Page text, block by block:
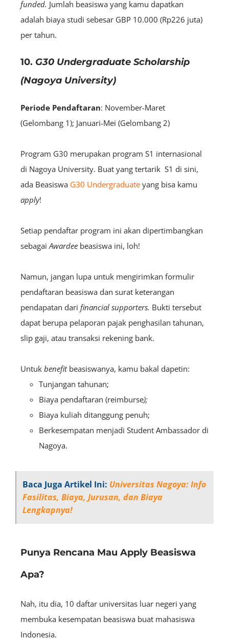
funded. Jumlah beasiswa yang kamu dapatkan
adalah biaya studi sebesar GBP 10.000 (Rp226 juta)
per tahun.
10. G30 Undergraduate Scholarship
(Nagoya University)
Periode Pendaftaran: November-Maret
(Gelombang 1); Januari-Mei (Gelombang 2)
Program G30 merupakan program S1 internasional
di Nagoya University. Buat yang tertarik S1 di sini,
ada Beasiswa G30 Undergraduate yang bisa kamu
apply!
Setiap pendaftar program ini akan dipertimbangkan
sebagaiAwardee beasiswa ini, loh!
Namun, jangan lupa untuk mengirimkan formulir
pendaftaran beasiswa dan surat keterangan
pendapatan dari financial supporters. Bukti tersebut
dapat berupa pelaporan pajak penghasilan tahunan,
slip gaji, atau transaksi rekening bank.
Untuk benefit beasiswanya, kamu bakal dapetin:
Tunjangan tahunan;
Biaya pendaftaran (reimburse);
Biaya kuliah ditanggung penuh;
Berkesempatan menjadi Student Ambassador di
Nagoya.
Baca Juga Artikel Ini: Universitas Nagoya: Info
Fasilitas, Biaya, Jurusan, dan Biaya
Lengkapnya!
Punya Rencana Mau Apply Beasiswa
Apa?
Nah, itu dia, 10 daftar universitas luar negeri yang
membuka kesempatan beasiswa buat mahasiswa
Indonesia.